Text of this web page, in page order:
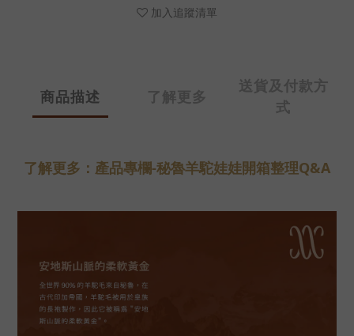
加入追蹤清單
商品描述 了解更多
送貨及付款方
式
了解更多：產品專欄-秘魯羊駝娃娃開箱整理Q&A